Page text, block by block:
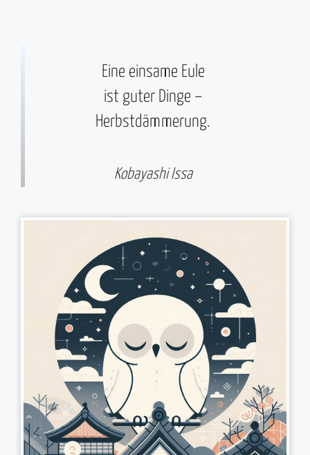
Eine einsame Eule
ist guter Dinge –
Herbstdämmerung.
Kobayashi Issa